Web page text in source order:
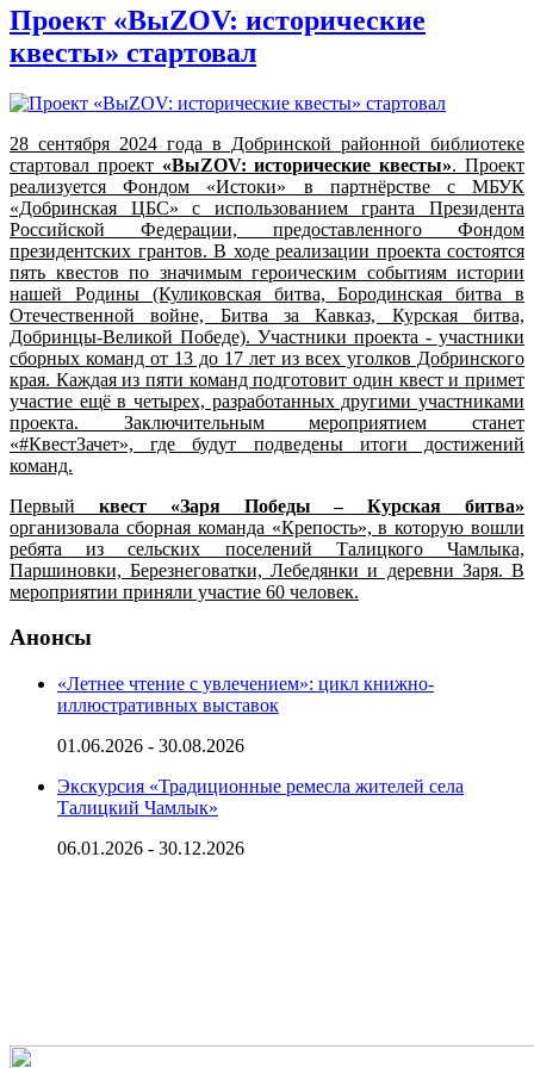
Проект «ВыZOV: исторические
квесты» стартовал
28 сентября 2024 года в Добринской районной библиотеке
стартовал проект «ВыZOV: исторические квесты». Проект
реализуется Фондом «Истоки» в партнёрстве с МБУК
«Добринская ЦБС» с использованием гранта Президента
Российской Федерации, предоставленного Фондом
президентских грантов. В ходе реализации проекта состоятся
пять квестов по значимым героическим событиям истории
нашей Родины (Куликовская битва, Бородинская битва в
Отечественной войне, Битва за Кавказ, Курская битва,
Добринцы-Великой Победе). Участники проекта - участники
сборных команд от 13 до 17 лет из всех уголков Добринского
края. Каждая из пяти команд подготовит один квест и примет
участие ещё в четырех, разработанных другими участниками
проекта. Заключительным мероприятием станет
«#КвестЗачет», где будут подведены итоги достижений
команд.
Первый квест «Заря Победы – Курская битва»
организовала сборная команда «Крепость», в которую вошли
ребята из сельских поселений Талицкого Чамлыка,
Паршиновки, Березнеговатки, Лебедянки и деревни Заря. В
мероприятии приняли участие 60 человек.
Анонсы
«Летнее чтение с увлечением»: цикл книжно-
иллюстративных выставок
01.06.2026 - 30.08.2026
Экскурсия «Традиционные ремесла жителей села
Талицкий Чамлык»
06.01.2026 - 30.12.2026